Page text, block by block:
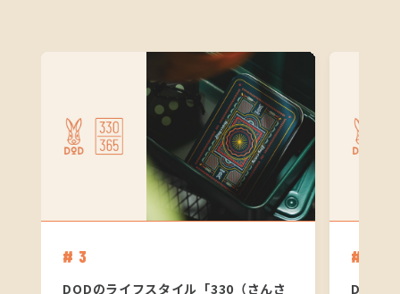
# 3
DODのライフスタイル「330（さんさ
# 2
DODの